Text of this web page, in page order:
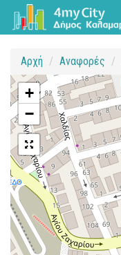
Αρχή Αναφορές
+
−